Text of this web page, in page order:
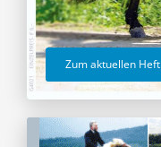
Zum aktuellen Heft